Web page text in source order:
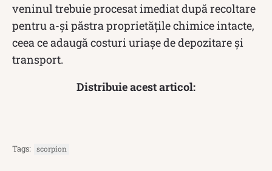
veninul trebuie procesat imediat după recoltare
pentru a-și păstra proprietățile chimice intacte,
ceea ce adaugă costuri uriașe de depozitare și
transport.
Distribuie acest articol:
Tags: scorpion